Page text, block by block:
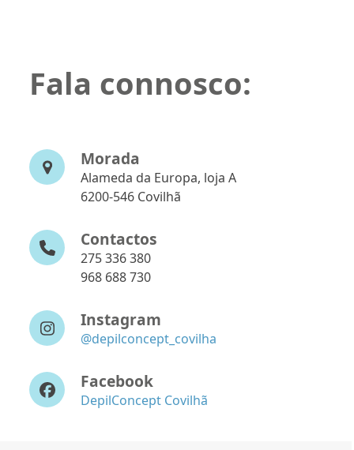
Fala connosco:
Morada
Alameda da Europa, loja A
6200-546 Covilhã
Contactos
275 336 380
968 688 730
Instagram
@depilconcept_covilha
Facebook
DepilConcept Covilhã